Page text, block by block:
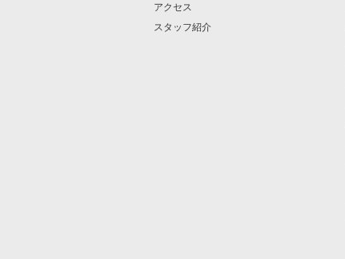
アクセス
スタッフ紹介